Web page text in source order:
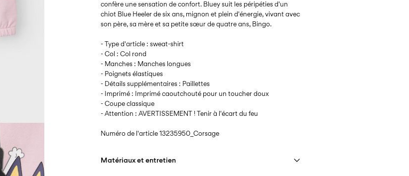
confère une sensation de confort. Bluey suit les péripéties d'un
chiot Blue Heeler de six ans, mignon et plein d'énergie, vivant avec
son père, sa mère et sa petite sœur de quatre ans, Bingo.
- Type d'article : sweat-shirt
- Col : Col rond
- Manches : Manches longues
- Poignets élastiques
- Détails supplémentaires : Paillettes
- Imprimé : Imprimé caoutchouté pour un toucher doux
- Coupe classique
- Attention : AVERTISSEMENT ! Tenir à l'écart du feu
Numéro de l'article13235950_Corsage
Matériaux et entretien